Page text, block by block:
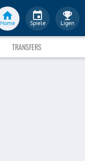
Home Spiele Ligen
TRANSFERS